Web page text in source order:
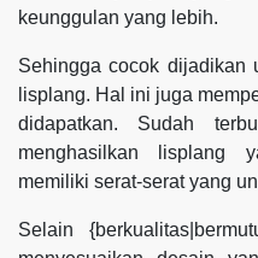
keunggulan yang lebih.
Sehingga cocok dijadikan
lisplang. Hal ini juga
didapatkan. Sudah
menghasilkan lisplang
memiliki serat-serat yang
Selain